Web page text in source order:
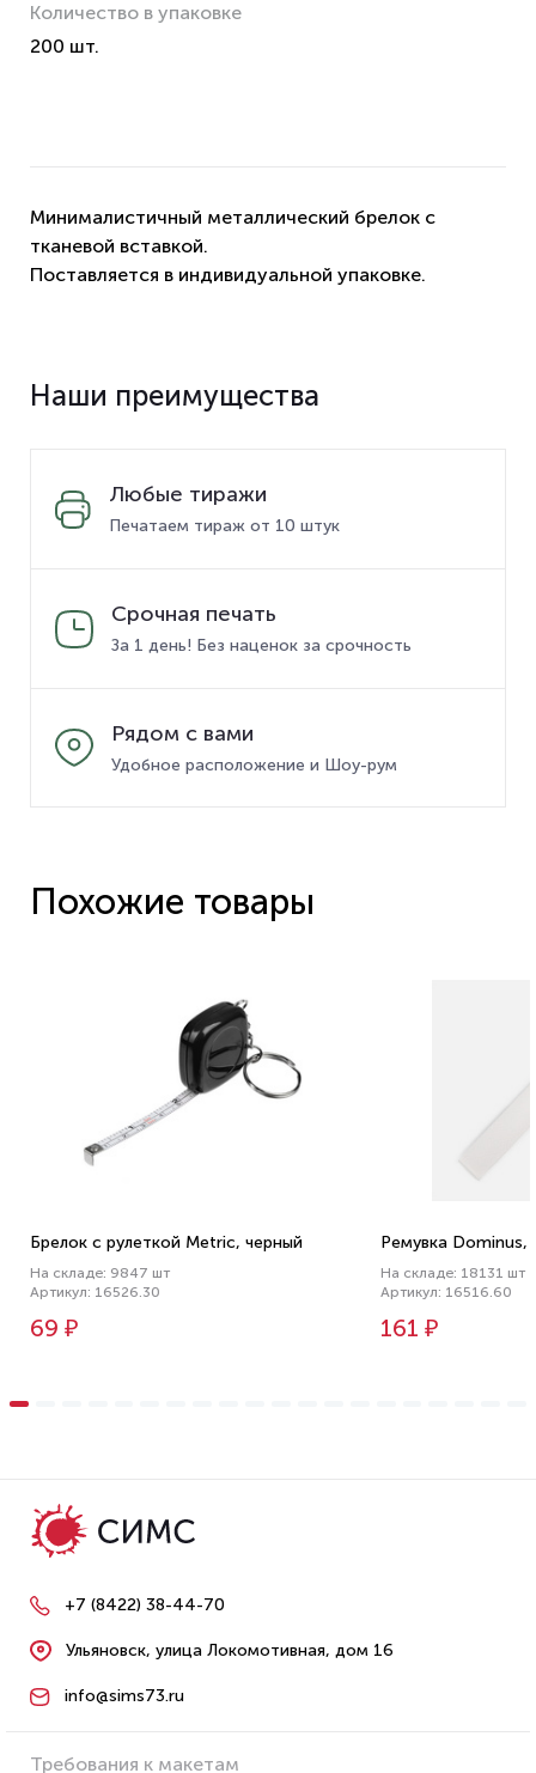
Количество в упаковке
200 шт.
Минималистичный металлический брелок с
тканевой вставкой.
Поставляется в индивидуальной упаковке.
Наши преимущества
Любые тиражи
Печатаем тираж от 10 штук
Срочная печать
За 1 день! Без наценок за срочность
Рядом с вами
Удобное расположение и Шоу-рум
Похожие товары
Брелок с рулеткой Metric, черный
На складе: 9847 шт
Артикул: 16526.30
69 ₽
Ремувка Dominus,
На складе: 18131 шт
Артикул: 16516.60
161 ₽
+7 (8422) 38-44-70
Ульяновск, улица Локомотивная, дом 16
info@sims73.ru
Требования к макетам